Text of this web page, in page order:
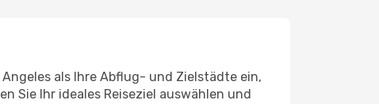
als Ihre Abflug- und Zielstädte ein,
Sie Ihr ideales Reiseziel auswählen und